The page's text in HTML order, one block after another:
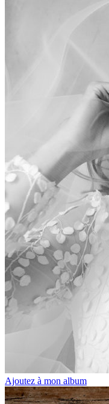
Ajoutez à mon album